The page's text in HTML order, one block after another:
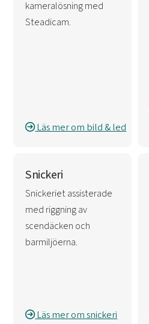
kameralösning med
Steadicam.
Läs mer om bild & led
Snickeri
Snickeriet assisterade
med riggning av
scendäcken och
barmiljöerna.
Läs mer om snickeri